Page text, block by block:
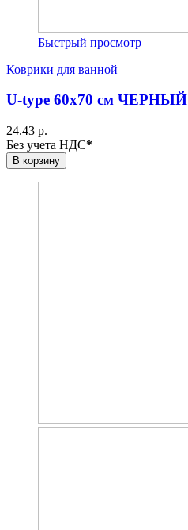
Быстрый просмотр
Коврики для ванной
U-type 60х70 см ЧЕРНЫЙ
24.43 р.
Без учета НДС*
В корзину